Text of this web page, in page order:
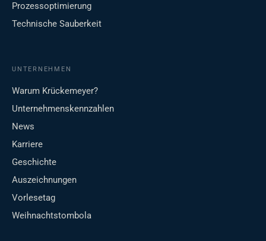
Prozessoptimierung
Technische Sauberkeit
UNTERNEHMEN
Warum Krückemeyer?
Unternehmenskennzahlen
News
Karriere
Geschichte
Auszeichnungen
Vorlesetag
Weihnachtstombola